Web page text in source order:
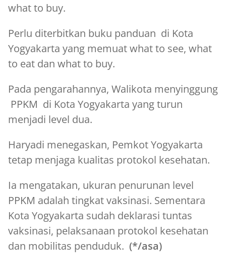
what to buy.
Perlu diterbitkan buku panduan di Kota
Yogyakarta yang memuat what to see, what
to eat dan what to buy.
Pada pengarahannya, Walikota menyinggung
PPKM di Kota Yogyakarta yang turun
menjadi level dua.
Haryadi menegaskan, Pemkot Yogyakarta
tetap menjaga kualitas protokol kesehatan.
Ia mengatakan, ukuran penurunan level
PPKM adalah tingkat vaksinasi. Sementara
Kota Yogyakarta sudah deklarasi tuntas
vaksinasi, pelaksanaan protokol kesehatan
dan mobilitas penduduk. (*/asa)